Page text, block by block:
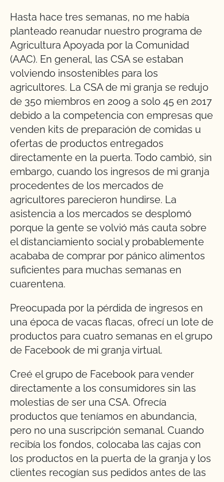
Hasta hace tres semanas, no me había
planteado reanudar nuestro programa de
Agricultura Apoyada por la Comunidad
(AAC). En general, las CSA se estaban
volviendo insostenibles para los
agricultores. La CSA de mi granja se redujo
de 350 miembros en 2009 a solo 45 en 2017
debido a la competencia con empresas que
venden kits de preparación de comidas u
ofertas de productos entregados
directamente en la puerta. Todo cambió, sin
embargo, cuando los ingresos de mi granja
procedentes de los mercados de
agricultores parecieron hundirse. La
asistencia a los mercados se desplomó
porque la gente se volvió más cauta sobre
el distanciamiento social y probablemente
acababa de comprar por pánico alimentos
suficientes para muchas semanas en
cuarentena.
Preocupada por la pérdida de ingresos en
una época de vacas flacas, ofrecí un lote de
productos para cuatro semanas en el grupo
de Facebook de mi granja virtual.
Creé el grupo de Facebook para vender
directamente a los consumidores sin las
molestias de ser una CSA. Ofrecía
productos que teníamos en abundancia,
pero no una suscripción semanal. Cuando
recibía los fondos, colocaba las cajas con
los productos en la puerta de la granja y los
clientes recogían sus pedidos antes de las